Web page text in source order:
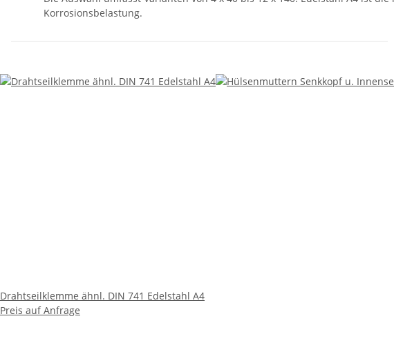
Korrosionsbelastung.
Drahtseilklemme ähnl. DIN 741 Edelstahl A4
Preis auf Anfrage